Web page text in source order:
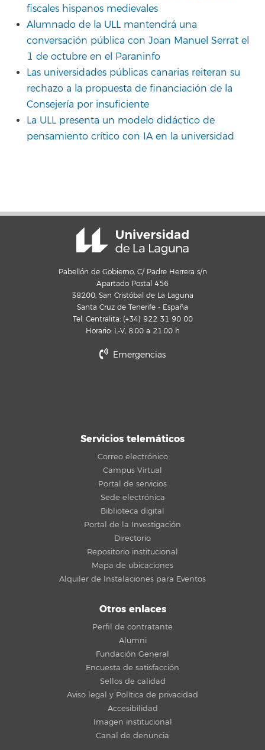
fiscales hispanos medievales
Alumnado de la ULL mantendrá una
conversación pública con Joan Manuel Serrat el
1 de octubre en el Paraninfo
Las universidades públicas canarias reiteran su
rechazo a la propuesta de financiación de la
Consejería por insuficiente
La ULL presenta un modelo didáctico de
pensamiento crítico con IA en la universidad
Pabellón de Gobierno, C/ Padre Herrera s/n
Apartado Postal 456
38200, San Cristóbal de La Laguna
Santa Cruz de Tenerife - España
Tel. Centralita: (+34) 922 31 90 00
Horario: L-V, 8:00 a 21:00 h
Emergencias
Servicios telemáticos
Correo electrónico
Campus Virtual
Portal de servicios
Sede electrónica
Biblioteca digital
Portal de la Investigación
Directorio
Repositorio institucional
Mapa de ubicaciones
Alquiler de Instalaciones para Eventos
Otros enlaces
Perfil de contratante
Alumni
Fundación General
Encuesta de satisfacción
Sellos de calidad
Aviso legal y Política de privacidad
Accesibilidad
Imagen institucional
Canal de denuncia